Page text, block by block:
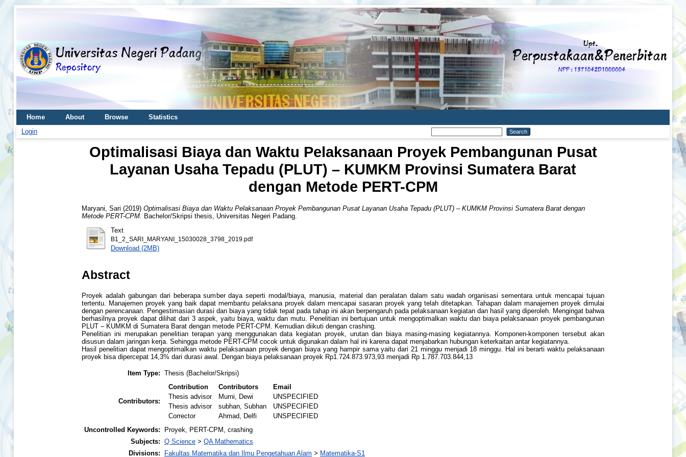
Home About Browse
Statistics
Login
Optimalisasi Biaya dan Waktu Pelaksanaan Proyek Pembangunan Pusat
Layanan Usaha Tepadu (PLUT) – KUMKM Provinsi Sumatera Barat
dengan Metode PERT-CPM
Maryani, Sari (2019) Optimalisasi Biaya dan Waktu Pelaksanaan Proyek Pembangunan Pusat Layanan Usaha Tepadu (PLUT) – KUMKM Provinsi Sumatera Barat dengan
Metode PERT-CPM.
Bachelor/Skripsi thesis, Universitas Negeri Padang.
Text
B1_2_SARI_MARYANI_15030028_3798_2019.pdf
Download (2MB)
Abstract
Proyek adalah gabungan dari beberapa sumber daya seperti modal/biaya, manusia, material dan peralatan dalam satu wadah organisasi sementara untuk mencapai tujuan
tertentu. Manajemen proyek yang baik dapat membantu pelaksana proyek dalam mencapai sasaran proyek yang telah ditetapkan. Tahapan dalam manajemen proyek dimulai
dengan perencanaan. Pengestimasian durasi dan biaya yang tidak tepat pada tahap ini akan berpengaruh pada pelaksanaan kegiatan dan hasil yang diperoleh. Mengingat bahwa
berhasilnya proyek dapat dilihat dari 3 aspek, yaitu biaya, waktu dan mutu. Penelitian ini bertujuan untuk mengoptimalkan waktu dan biaya pelaksanaan proyek pembangunan
PLUT – KUMKM di Sumatera Barat dengan metode PERT-CPM. Kemudian diikuti dengan crashing.
Penelitian ini merupakan penelitian terapan yang menggunakan data kegiatan proyek, urutan dan biaya masing-masing kegiatannya. Komponen-komponen tersebut akan
disusun dalam jaringan kerja. Sehingga metode PERT-CPM cocok untuk digunakan dalam hal ini karena dapat menjabarkan hubungan keterkaitan antar kegiatannya.
Hasil penelitian dapat mengoptimalkan waktu pelaksanaan proyek dengan biaya yang hampir sama yaitu dari 21 minggu menjadi 18 minggu. Hal ini berarti waktu pelaksanaan
proyek bisa dipercepat 14,3% dari durasi awal. Dengan biaya pelaksanaan proyek Rp1.724.873.973,93 menjadi Rp 1.787.703.844,13
Item Type: Thesis (Bachelor/Skripsi)
Contributors:
Contribution Contributors
Email
Thesis advisor
Murni, Dewi
UNSPECIFIED
Thesis advisor
subhan, Subhan
UNSPECIFIED
Corrector
Ahmad, Delfi
UNSPECIFIED
Uncontrolled Keywords:
Proyek, PERT-CPM, crashing
Subjects: Q Science > QA Mathematics
Divisions:
Fakultas Matematika dan Ilmu Pengetahuan Alam > Matematika-S1